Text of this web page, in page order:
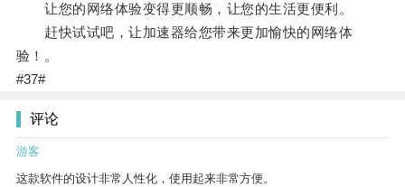
让您的网络体验变得更顺畅，让您的生活更便利。
赶快试试吧，让加速器给您带来更加愉快的网络体
验！。
#37#
评论
游客
这款软件的设计非常人性化，使用起来非常方便。